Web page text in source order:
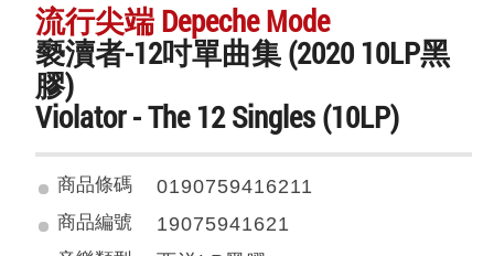
流行尖端 Depeche Mode
褻瀆者-12吋單曲集 (2020 10LP黑
膠)
Violator - The 12 Singles (10LP)
商品條碼 0190759416211
商品編號 19075941621